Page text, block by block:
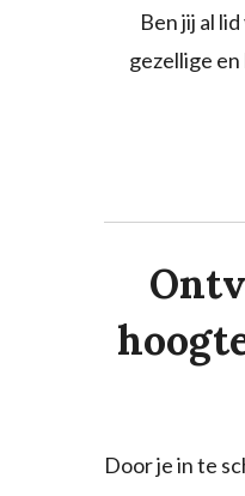
Ben jij al
gezellige
Door je in te